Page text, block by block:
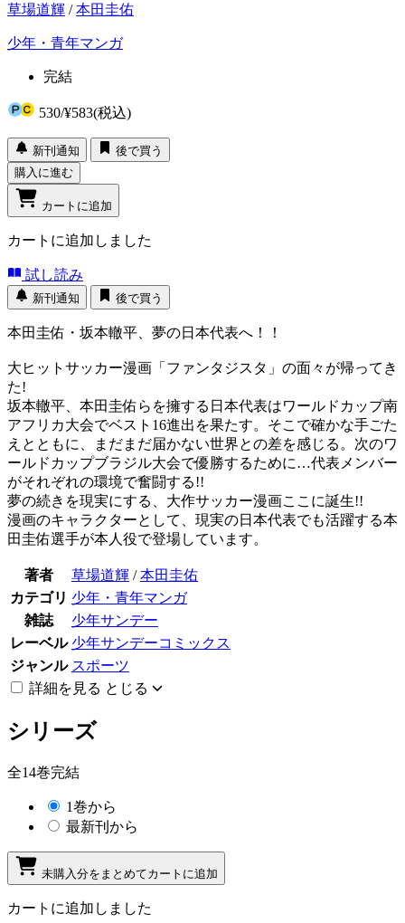
草場道輝 /本田圭佑
少年・青年マンガ
完結
530/¥583(税込)
新刊通知
後で買う
購入に進む
カートに追加
カートに追加しました
試し読み
新刊通知 後で買う
本田圭佑・坂本轍平、夢の日本代表へ！！
大ヒットサッカー漫画「ファンタジスタ」の面々が帰ってき
た!
坂本轍平、本田圭佑らを擁する日本代表はワールドカップ南
アフリカ大会でベスト16進出を果たす。そこで確かな手ごた
えとともに、まだまだ届かない世界との差を感じる。次のワ
ールドカップブラジル大会で優勝するために…代表メンバー
がそれぞれの環境で奮闘する!!
夢の続きを現実にする、大作サッカー漫画ここに誕生!!
漫画のキャラクターとして、現実の日本代表でも活躍する本
田圭佑選手が本人役で登場しています。
著者 草場道輝 /本田圭佑
カテゴリ 少年・青年マンガ
雑誌
少年サンデー
レーベル 少年サンデーコミックス
ジャンル スポーツ
詳細を見る とじる
シリーズ
全14巻完結
1巻から
最新刊から
未購入分をまとめてカートに追加
カートに追加しました